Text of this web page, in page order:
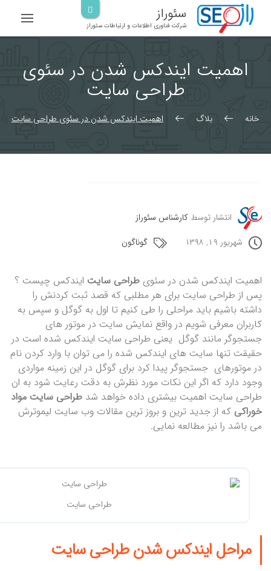
سئوراز
شرکت فناوری اطلاعات و ارتباطات سئوراز
اهمیت ایندکس شدن در سئوی
طراحی سایت
خانه بلاگ اهمیت ایندکس شدن در سئوی طراحی سایت
انتشار توسط کارشناس سئوراز
شهریور ۱۹, ۱۳۹۸
گوناگون
اهمیت ایندکس شدن در سئوی طراحی سایت ایندکس چیست ؟
پس از طراحی سایت برای هر مطلبی که قصد ثبت کردنش را
داشته باشیم باید مراحلی را طی کنیم تا اول به گوگل و سپس به
کاربران معرفی شویم در واقع نمایش سایت در موتور های
جستجوگر مانند گوگل یعنی طراحی سایت ایندکس شده است در
حقیقت تنها سایت های ایندکس شده را می توان با وارد کردن نام
در موتورهای جستجوگر پیدا کرد برای گوگل در این زمینه مواردی
وجود دارد که اگر این نکات مورد نظرش به دقت رعایت شود به ان
طراحی سایت اهمیت بیشتری داده خواهد شد طراحی سایت مواد
خوراکی که از جدید ترین و بروز ترین مقالات وب سایت لیموترش
می باشد را نیز مطالعه نمایی.
طراحی سایت
مراحل ایندکس شدن طراحی سایت